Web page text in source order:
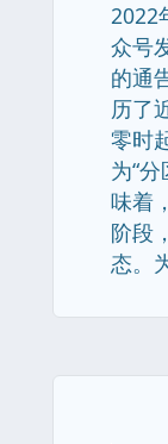
2022
众号
的通
历了
零时
为“
味着
阶段
态。